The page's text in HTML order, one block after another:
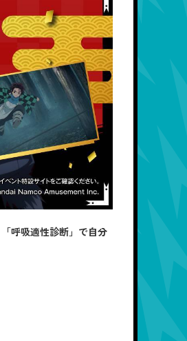
呼吸適性診断」で自分